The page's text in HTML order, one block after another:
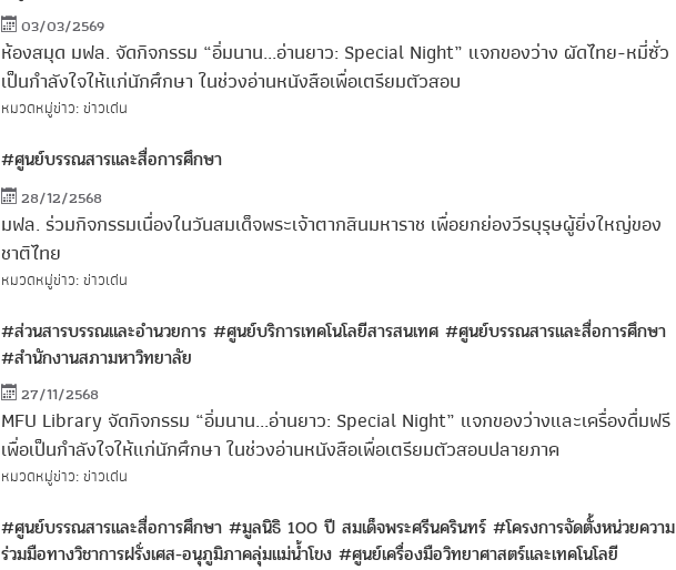
03/03/2569
ห้องสมุด มฟล. จัดกิจกรรม “อิ่มนาน...อ่านยาว: Special Night” แจกของว่าง ผัดไทย-หมี่ซั่ว
เป็นกำลังใจให้แก่นักศึกษา ในช่วงอ่านหนังสือเพื่อเตรียมตัวสอบ
หมวดหมู่ข่าว: ข่าวเด่น
#ศูนย์บรรณสารและสื่อการศึกษา
28/12/2568
มฟล. ร่วมกิจกรรมเนื่องในวันสมเด็จพระเจ้าตากสินมหาราช เพื่อยกย่องวีรบุรุษผู้ยิ่งใหญ่ของ
ชาติไทย
หมวดหมู่ข่าว: ข่าวเด่น
#ส่วนสารบรรณและอำนวยการ #ศูนย์บริการเทคโนโลยีสารสนเทศ #ศูนย์บรรณสารและสื่อการศึกษา
#สำนักงานสภามหาวิทยาลัย
27/11/2568
MFU Library จัดกิจกรรม “อิ่มนาน...อ่านยาว: Special Night” แจกของว่างและเครื่องดื่มฟรี
เพื่อเป็นกำลังใจให้แก่นักศึกษา ในช่วงอ่านหนังสือเพื่อเตรียมตัวสอบปลายภาค
หมวดหมู่ข่าว: ข่าวเด่น
#ศูนย์บรรณสารและสื่อการศึกษา #มูลนิธิ 100 ปี สมเด็จพระศรีนครินทร์ #โครงการจัดตั้งหน่วยความ
ร่วมมือทางวิชาการฝรั่งเศส-อนุภูมิภาคลุ่มแม่น้ำโขง #ศูนย์เครื่องมือวิทยาศาสตร์และเทคโนโลยี